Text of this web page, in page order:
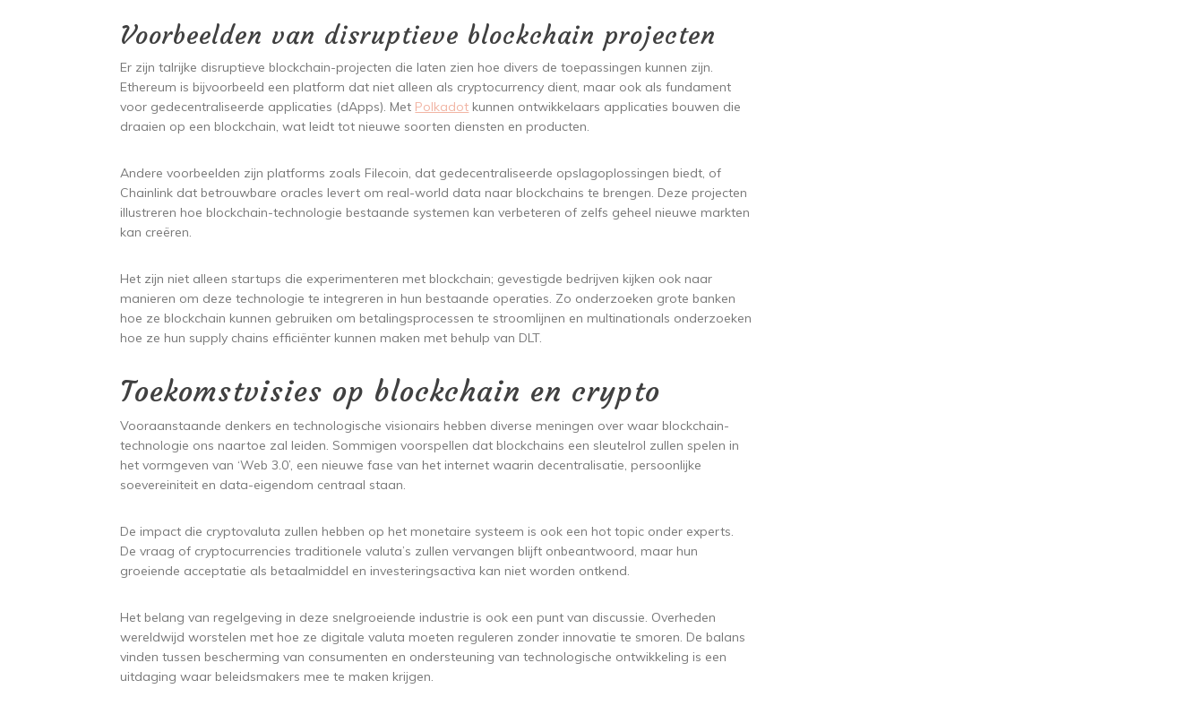
Voorbeelden van disruptieve blockchain projecten
Er zijn talrijke disruptieve blockchain-projecten die laten zien hoe divers de toepassingen kunnen zijn.
Ethereum is bijvoorbeeld een platform dat niet alleen als cryptocurrency dient, maar ook als fundament
voor gedecentraliseerde applicaties (dApps). Met Polkadot kunnen ontwikkelaars applicaties bouwen die
draaien op een blockchain, wat leidt tot nieuwe soorten diensten en producten.
Andere voorbeelden zijn platforms zoals Filecoin, dat gedecentraliseerde opslagoplossingen biedt, of
Chainlink dat betrouwbare oracles levert om real-world data naar blockchains te brengen. Deze projecten
illustreren hoe blockchain-technologie bestaande systemen kan verbeteren of zelfs geheel nieuwe markten
kan creëren.
Het zijn niet alleen startups die experimenteren met blockchain; gevestigde bedrijven kijken ook naar
manieren om deze technologie te integreren in hun bestaande operaties. Zo onderzoeken grote banken
hoe ze blockchain kunnen gebruiken om betalingsprocessen te stroomlijnen en multinationals onderzoeken
hoe ze hun supply chains efficiënter kunnen maken met behulp van DLT.
Toekomstvisies op blockchain en crypto
Vooraanstaande denkers en technologische visionairs hebben diverse meningen over waar blockchain-
technologie ons naartoe zal leiden. Sommigen voorspellen dat blockchains een sleutelrol zullen spelen in
het vormgeven van ‘Web 3.0’, een nieuwe fase van het internet waarin decentralisatie, persoonlijke
soevereiniteit en data-eigendom centraal staan.
De impact die cryptovaluta zullen hebben op het monetaire systeem is ook een hot topic onder experts.
De vraag of cryptocurrencies traditionele valuta’s zullen vervangen blijft onbeantwoord, maar hun
groeiende acceptatie als betaalmiddel en investeringsactiva kan niet worden ontkend.
Het belang van regelgeving in deze snelgroeiende industrie is ook een punt van discussie. Overheden
wereldwijd worstelen met hoe ze digitale valuta moeten reguleren zonder innovatie te smoren. De balans
vinden tussen bescherming van consumenten en ondersteuning van technologische ontwikkeling is een
uitdaging waar beleidsmakers mee te maken krijgen.